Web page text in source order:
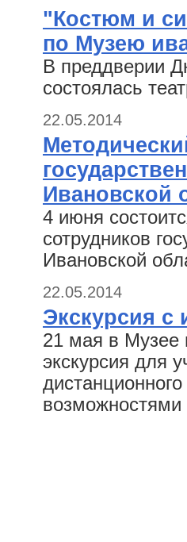
"Костюм и
по Музею
В преддверии
состоялась
22.05.2014
Ивановской
4 июня
сотрудников
Ивановской
22.05.2014
Экскурсия с
21 мая в Музее
экскурсия для
возможностями